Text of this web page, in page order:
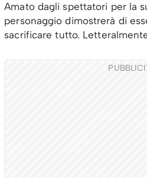
Amato dagli spettatori per la
personaggio dimostrerà di
sacrificare tutto.